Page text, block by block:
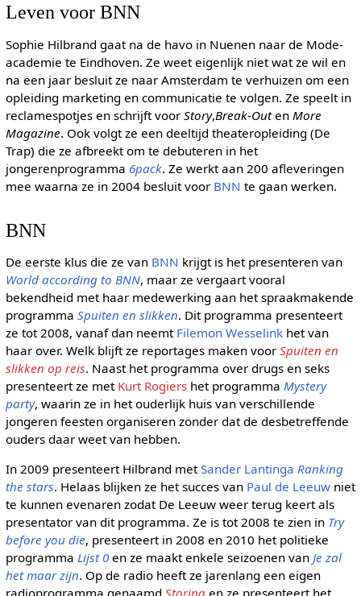
Leven voor BNN
Sophie Hilbrand gaat na de havo in Nuenen naar de Mode-
academie te Eindhoven. Ze weet eigenlijk niet wat ze wil en
na een jaar besluit ze naar Amsterdam te verhuizen om een
opleiding marketing en communicatie te volgen. Ze speelt in
reclamespotjes en schrijft voor Story,Break-Outen More
Magazine. Ook volgt ze een deeltijd theateropleiding (De
Trap) die ze afbreekt om te debuteren in het
jongerenprogramma 6pack. Ze werkt aan 200 afleveringen
mee waarna ze in 2004 besluit voor BNN te gaan werken.
BNN
De eerste klus die ze van BNN krijgt is het presenteren van
World according to BNN, maar ze vergaart vooral
bekendheid met haar medewerking aan het spraakmakende
programma Spuiten en slikken. Dit programma presenteert
ze tot 2008, vanaf dan neemt Filemon Wesselinkhet van
haar over. Welk blijft ze reportages maken voor Spuiten en
slikken op reis. Naast het programma over drugs en seks
presenteert ze met Kurt Rogiershet programma Mystery
party, waarin ze in het ouderlijk huis van verschillende
jongeren feesten organiseren zonder dat de desbetreffende
ouders daar weet van hebben.
In 2009 presenteert Hilbrand metSander Lantinga Ranking
the stars. Helaas blijken ze het succes van Paul de Leeuwniet
te kunnen evenaren zodat De Leeuw weer terug keert als
presentator van dit programma. Ze is tot 2008 te zien in Try
before you die, presenteert in 2008 en 2010 het politieke
programma Lijst 0en ze maakt enkele seizoenen van Je zal
het maar zijn. Op de radio heeft ze jarenlang een eigen